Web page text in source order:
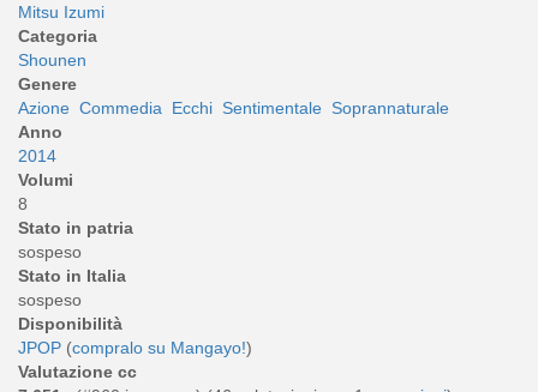
Mitsu Izumi
Categoria
Shounen
Genere
Azione Commedia Ecchi Sentimentale Soprannaturale
Anno
2014
Volumi
8
Stato in patria
sospeso
Stato in Italia
sospeso
Disponibilità
JPOP (compralo su Mangayo!)
Valutazione cc